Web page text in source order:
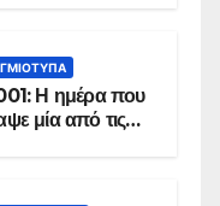
Η ημέρα που
μία από τις